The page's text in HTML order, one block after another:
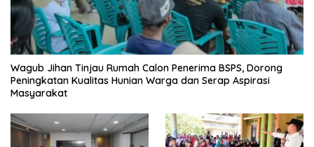
Wagub Jihan Tinjau Rumah Calon Penerima BSPS, Dorong
Peningkatan Kualitas Hunian Warga dan Serap Aspirasi
Masyarakat